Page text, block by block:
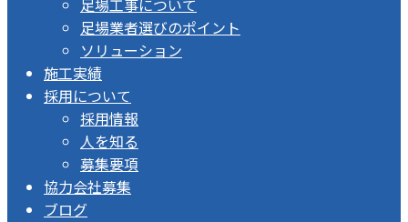
足場工事について
足場業者選びのポイント
ソリューション
施工実績
採用について
採用情報
人を知る
募集要項
協力会社募集
ブログ